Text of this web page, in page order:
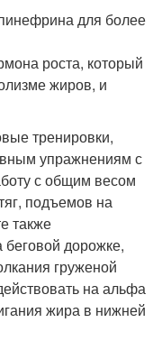
для более
роста, который
жиров, и
тренировки,
упражнениям с
с общим весом
подъемов на
также
дорожке,
груженой
на альфа
жира в нижней